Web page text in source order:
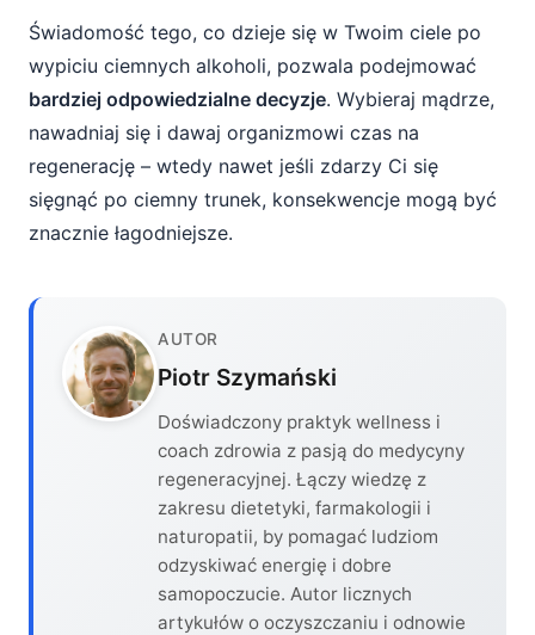
Świadomość tego, co dzieje się w Twoim ciele po
wypiciu ciemnych alkoholi, pozwala podejmować
bardziej odpowiedzialne decyzje. Wybieraj mądrze,
nawadniaj się i dawaj organizmowi czas na
regenerację – wtedy nawet jeśli zdarzy Ci się
sięgnąć po ciemny trunek, konsekwencje mogą być
znacznie łagodniejsze.
AUTOR
Piotr Szymański
Doświadczony praktyk wellness i
coach zdrowia z pasją do medycyny
regeneracyjnej. Łączy wiedzę z
zakresu dietetyki, farmakologii i
naturopatii, by pomagać ludziom
odzyskiwać energię i dobre
samopoczucie. Autor licznych
artykułów o oczyszczaniu i odnowie